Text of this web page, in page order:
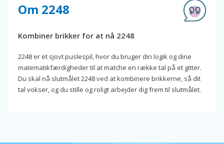
Om 2248
Kombiner brikker for at nå 2248
2248 er et sjovt puslespil, hvor du bruger din logik og dine
matematikfærdigheder til at matche en række tal på et gitter.
Du skal nå slutmålet 2248 ved at kombinere brikkerne, så dit
tal vokser, og du stille og roligt arbejder dig frem til slutmålet.